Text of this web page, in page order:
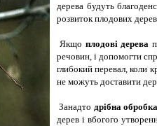
дерева будуть
розвиток плодових
Якщо плодові дерева
речовин, і допомогти
глибокий перевал, коли
не можуть доставити
Занадто дрібна
дерев і вбогого